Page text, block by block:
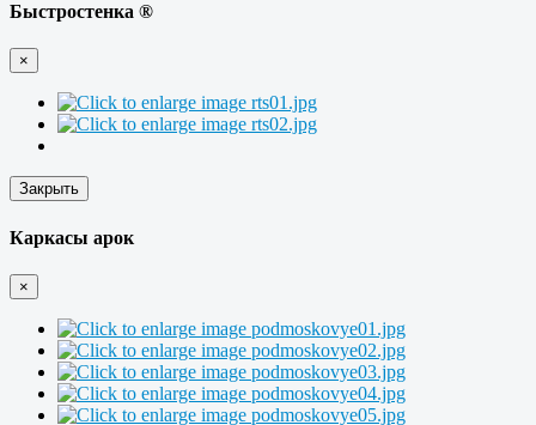
Быстростенка ®
×
Закрыть
Каркасы арок
×